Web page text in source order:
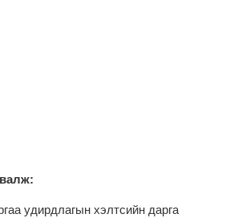
удирдлагын хэлтсийн дарга